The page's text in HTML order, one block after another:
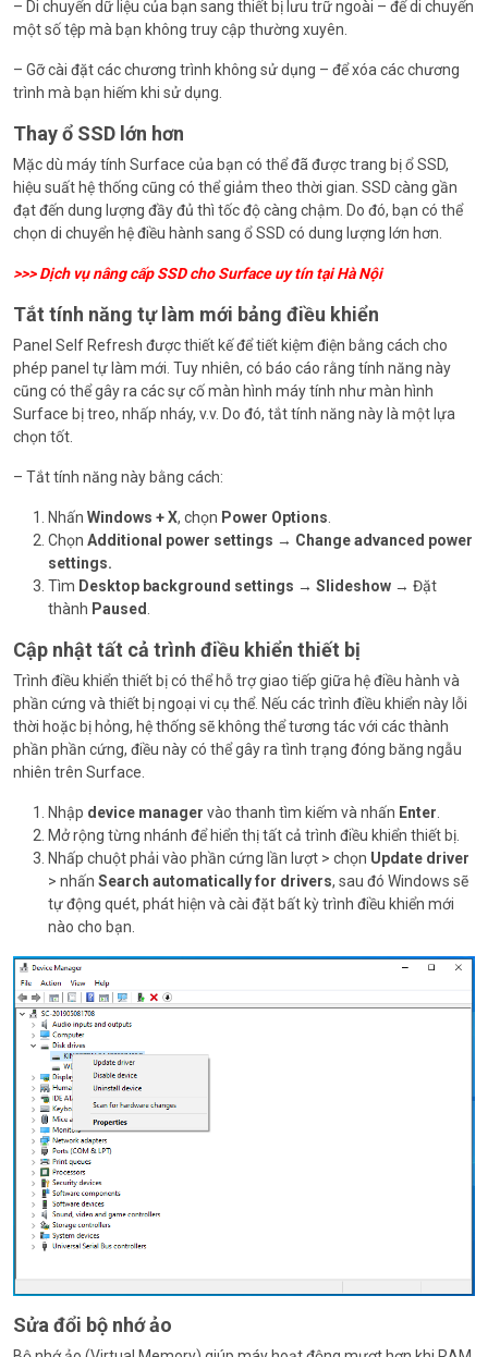
– Di chuyển dữ liệu của bạn sang thiết bị lưu trữ ngoài – để di chuyển
một số tệp mà bạn không truy cập thường xuyên.
– Gỡ cài đặt các chương trình không sử dụng – để xóa các chương
trình mà bạn hiếm khi sử dụng.
Thay ổ SSD lớn hơn
Mặc dù máy tính Surface của bạn có thể đã được trang bị ổ SSD,
hiệu suất hệ thống cũng có thể giảm theo thời gian. SSD càng gần
đạt đến dung lượng đầy đủ thì tốc độ càng chậm. Do đó, bạn có thể
chọn di chuyển hệ điều hành sang ổ SSD có dung lượng lớn hơn.
>>>Dịch vụ nâng cấp SSD cho Surface uy tín tại Hà Nội
Tắt tính năng tự làm mới bảng điều khiển
Panel Self Refresh được thiết kế để tiết kiệm điện bằng cách cho
phép panel tự làm mới. Tuy nhiên, có báo cáo rằng tính năng này
cũng có thể gây ra các sự cố màn hình máy tính như màn hình
Surface bị treo, nhấp nháy, v.v. Do đó, tắt tính năng này là một lựa
chọn tốt.
– Tắt tính năng này bằng cách:
Nhấn Windows + X, chọn Power Options.
Chọn Additional power settings → Change advanced power
settings.
Tìm Desktop background settings → Slideshow → Đặt
thành Paused.
Cập nhật tất cả trình điều khiển thiết bị
Trình điều khiển thiết bị có thể hỗ trợ giao tiếp giữa hệ điều hành và
phần cứng và thiết bị ngoại vi cụ thể. Nếu các trình điều khiển này lỗi
thời hoặc bị hỏng, hệ thống sẽ không thể tương tác với các thành
phần phần cứng, điều này có thể gây ra tình trạng đóng băng ngẫu
nhiên trên Surface.
Nhập device manager vào thanh tìm kiếm và nhấn Enter.
Mở rộng từng nhánh để hiển thị tất cả trình điều khiển thiết bị.
Nhấp chuột phải vào phần cứng lần lượt > chọn Update driver
> nhấn Search automatically for drivers, sau đó Windows sẽ
tự động quét, phát hiện và cài đặt bất kỳ trình điều khiển mới
nào cho bạn.
Sửa đổi bộ nhớ ảo